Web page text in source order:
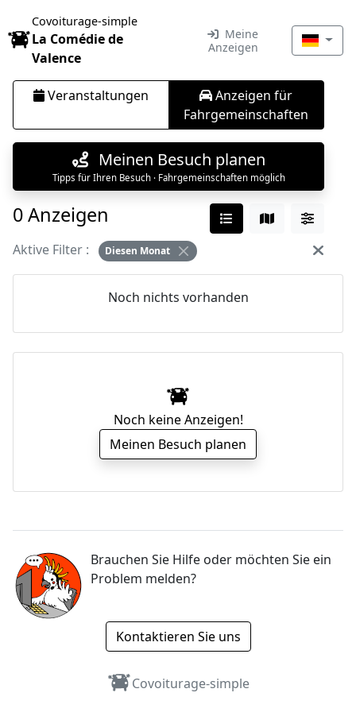
Covoiturage-simple
La Comédie de
Valence
Meine
Anzeigen
Veranstaltungen
Anzeigen für
Fahrgemeinschaften
Meinen Besuch planen
Tipps für Ihren Besuch · Fahrgemeinschaften möglich
0 Anzeigen
Aktive Filter : Diesen Monat
Noch nichts vorhanden
Noch keine Anzeigen!
Meinen Besuch planen
Brauchen Sie Hilfe oder möchten Sie ein
Problem melden?
Kontaktieren Sie uns
Covoiturage-simple